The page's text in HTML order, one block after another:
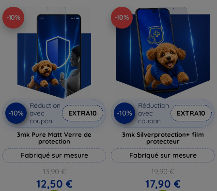
-10%
-10%
Réduction
avec
coupon
EXTRA10
3mk Pure Matt Verre de
protection
Fabriqué sur mesure
13,90 €
12,50 €
-10%
-10%
Réduction
avec
coupon
EXTRA10
3mk Silverprotection+ film
protecteur
Fabriqué sur mesure
19,90 €
17,90 €